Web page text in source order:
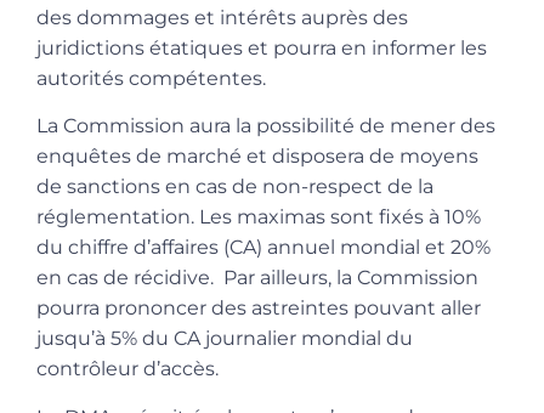
des dommages et intérêts auprès des
juridictions étatiques et pourra en informer les
autorités compétentes.
La Commission aura la possibilité de mener des
enquêtes de marché et disposera de moyens
de sanctions en cas de non-respect de la
réglementation. Les maximas sont fixés à 10%
du chiffre d’affaires (CA) annuel mondial et 20%
en cas de récidive. Par ailleurs, la Commission
pourra prononcer des astreintes pouvant aller
jusqu’à 5% du CA journalier mondial du
contrôleur d’accès.